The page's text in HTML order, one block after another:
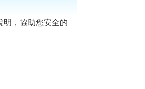
明，協助您安全的